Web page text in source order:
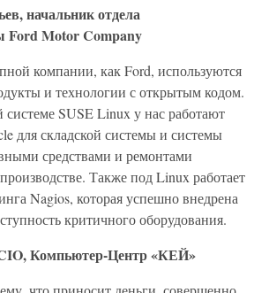
начальник отдела
Ford Motor Company
компании, как Ford, используются
и технологии с открытым кодом.
SUSE Linux у нас работают
для складской системы и системы
средствами и ремонтами
Также под Linux работает
Nagios, которая успешно внедрена
критичного оборудования.
Компьютер-Центр «КЕЙ»